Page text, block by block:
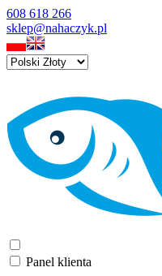
608 618 266
sklep@nahaczyk.pl
Panel klienta